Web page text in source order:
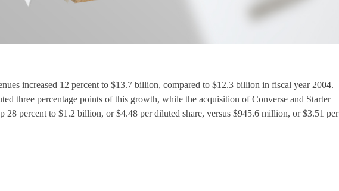
increased 12 percent to $13.7 billion, compared to $12.3 billion in fiscal year 2004.
three percentage points of this growth, while the acquisition of Converse and Starter
28 percent to $1.2 billion, or $4.48 per diluted share, versus $945.6 million, or $3.51 per